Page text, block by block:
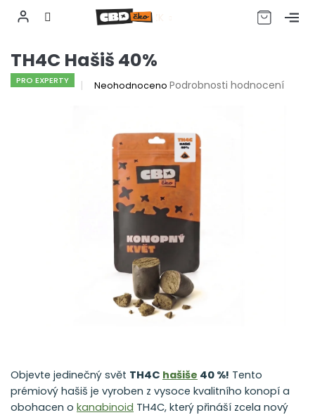
na
obsah
CZK
TH4C Hašiš 40%
PRO EXPERTY
Průměrné
hvězdiček.
Neohodnoceno Podrobnosti hodnocení
Objevte jedinečný svět TH4C hašiše 40 %! Tento
prémiový hašiš je vyroben z vysoce kvalitního konopí a
obohacen o kanabinoid TH4C, který přináší zcela nový